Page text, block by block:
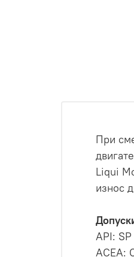
При
Liqui
износ
API: SP
ACEA: